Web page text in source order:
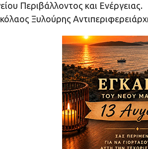
Περιβάλλοντος και Ενέργειας.
Ξυλούρης